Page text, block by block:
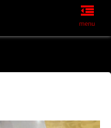
menu